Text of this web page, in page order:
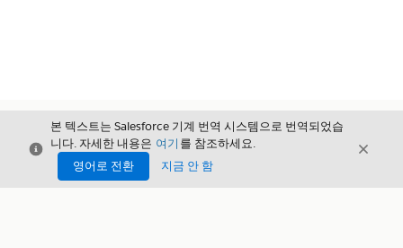
닫기
본 텍스트는 Salesforce 기계 번역 시스템으로 번역되었습
니다. 자세한 내용은 여기 를 참조하세요.
영어로 전환
지금 안 함
닫기